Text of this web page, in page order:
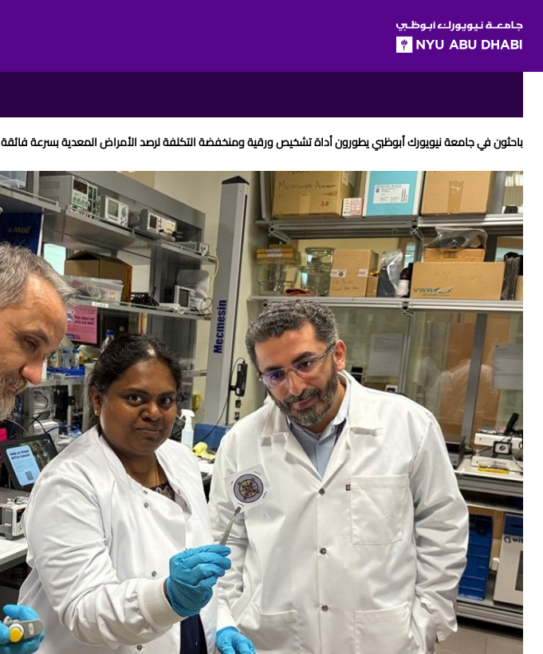
SKIP TO ALL NYU NAVIGATION
SKIP TO MAIN CONTENT
Breadcrumbs
باحثون في جامعة نيويورك أبوظبي يطورون أداة تشخيص ورقية ومنخفضة التكلفة لرصد الأمراض المعدية بسرعة فائقة